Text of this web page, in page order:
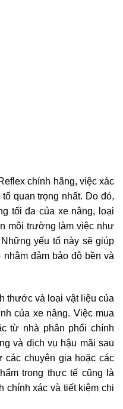
chính hãng, việc xác
quan trọng nhất. Do đó,
tối đa của xe nâng, loại
môi trường làm việc như
yếu tố này sẽ giúp
đảm bảo độ bền và
thước và loại vật liệu của
của xe nâng. Việc mua
từ nhà phân phối chính
và dịch vụ hậu mãi sau
các chuyên gia hoặc các
trong thực tế cũng là
chính xác và tiết kiệm chi